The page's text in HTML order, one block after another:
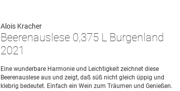
Alois Kracher
Beerenauslese 0,375 L Burgenland
2021
Eine wunderbare Harmonie und Leichtigkeit zeichnet diese
Beerenauslese aus und zeigt, daß süß nicht gleich üppig und
klebrig bedeutet. Einfach ein Wein zum Träumen und Genießen.